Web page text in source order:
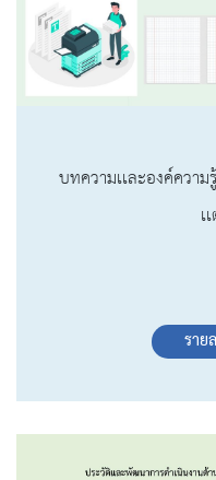
บทความเเละองค์ควา
ราย